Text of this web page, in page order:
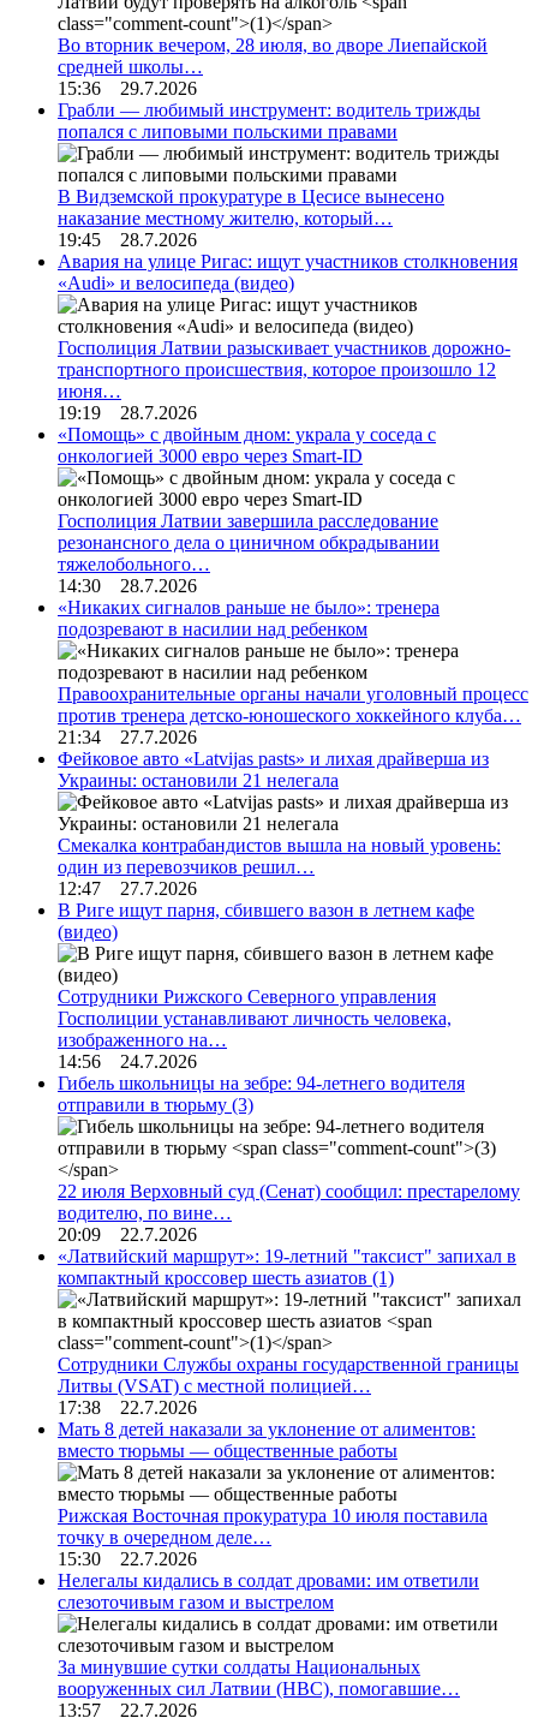
Во вторник вечером, 28 июля, во дворе Лиепайской
средней школы…
15:36 29.7.2026
Грабли — любимый инструмент: водитель трижды
попался с липовыми польскими правами
В Видземской прокуратуре в Цесисе вынесено
наказание местному жителю, который…
19:45 28.7.2026
Авария на улице Ригас: ищут участников столкновения
«Audi» и велосипеда (видео)
Госполиция Латвии разыскивает участников дорожно-
транспортного происшествия, которое произошло 12
июня…
19:19 28.7.2026
«Помощь» с двойным дном: украла у соседа с
онкологией 3000 евро через Smart-ID
Госполиция Латвии завершила расследование
резонансного дела о циничном обкрадывании
тяжелобольного…
14:30 28.7.2026
«Никаких сигналов раньше не было»: тренера
подозревают в насилии над ребенком
Правоохранительные органы начали уголовный процесс
против тренера детско-юношеского хоккейного клуба…
21:34 27.7.2026
Фейковое авто «Latvijas pasts» и лихая драйверша из
Украины: остановили 21 нелегала
Смекалка контрабандистов вышла на новый уровень:
один из перевозчиков решил…
12:47 27.7.2026
В Риге ищут парня, сбившего вазон в летнем кафе
(видео)
Сотрудники Рижского Северного управления
Госполиции устанавливают личность человека,
изображенного на…
14:56 24.7.2026
Гибель школьницы на зебре: 94-летнего водителя
отправили в тюрьму (3)
22 июля Верховный суд (Сенат) сообщил: престарелому
водителю, по вине…
20:09 22.7.2026
«Латвийский маршрут»: 19-летний "таксист" запихал в
компактный кроссовер шесть азиатов (1)
Сотрудники Службы охраны государственной границы
Литвы (VSAT) с местной полицией…
17:38 22.7.2026
Мать 8 детей наказали за уклонение от алиментов:
вместо тюрьмы — общественные работы
Рижская Восточная прокуратура 10 июля поставила
точку в очередном деле…
15:30 22.7.2026
Нелегалы кидались в солдат дровами: им ответили
слезоточивым газом и выстрелом
За минувшие сутки солдаты Национальных
вооруженных сил Латвии (НВС), помогавшие…
13:57 22.7.2026